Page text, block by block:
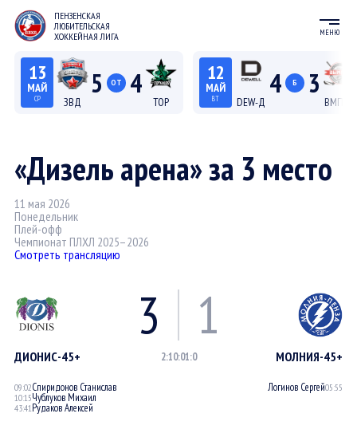
ПЕНЗЕНСКАЯ
ЛЮБИТЕЛЬСКАЯ
ХОККЕЙНАЯ ЛИГА
МЕНЮ
13
МАЙ
СР ЗВД
5 ОТ 4
ТОР
12
МАЙ
ВТ DEW-Д
4 Б 3
ВМП-Д
«Дизель арена» за 3 место
11 мая 2026
Понедельник
Плей-офф
Чемпионат ПЛХЛ 2025–2026
Смотреть трансляцию
3 1
ДИОНИС-45+ 2:10:01:0 МОЛНИЯ-45+
09:02Спиридонов Станислав
10:15Чублуков Михаил
43:41Рудаков Алексей
Логинов Сергей05:55